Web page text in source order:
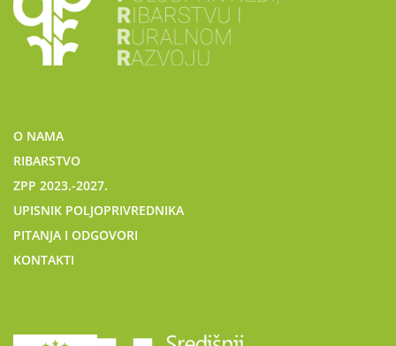
O NAMA
RIBARSTVO
ZPP 2023.-2027.
UPISNIK POLJOPRIVREDNIKA
PITANJA I ODGOVORI
KONTAKTI